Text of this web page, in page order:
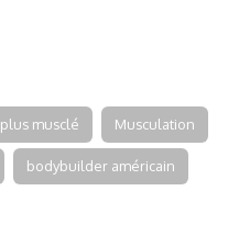
plus musclé Musculation
bodybuilder américain